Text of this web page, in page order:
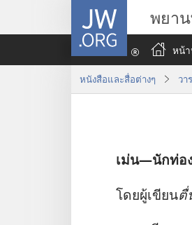
JW.ORG พยาน
หน้
หนังสือและสื่อต่างๆ วา
เม่น—นัก​ท่อ
โดย​ผู้​เขียน​ตื่